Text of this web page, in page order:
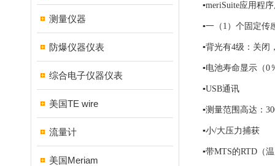
测量仪器
防爆仪器仪表
综合电子仪器仪表
美国TE wire
流量计
美国Meriam
▪meriSuite应用程
▪一（1）个固定传
▪背光有4级：关闭
▪电池寿命显示（0
▪USB通讯
▪测量范围高达：
▪小/大压力捕获
▪带MTS的RTD（